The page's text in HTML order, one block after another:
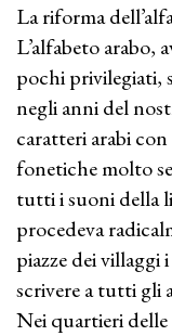
La riforma
L’alfabeto arabo,
pochi privilegiati,
negli anni del
caratteri arabi
fonetiche molto
tutti i suoni della
procedeva
piazze dei villaggi
scrivere a tutti gli
Nei quartieri